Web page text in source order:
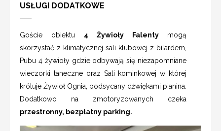
USŁUGI DODATKOWE
Goście obiektu 4 Żywioły Falenty mogą
skorzystać z klimatycznej sali klubowej z bilardem,
Pubu 4 żywioły gdzie odbywają się niezapomniane
wieczorki taneczne oraz Sali kominkowej w której
króluje Żywioł Ognia, podsycany dźwiękami pianina.
Dodatkowo na zmotoryzowanych czeka
przestronny, bezpłatny parking.